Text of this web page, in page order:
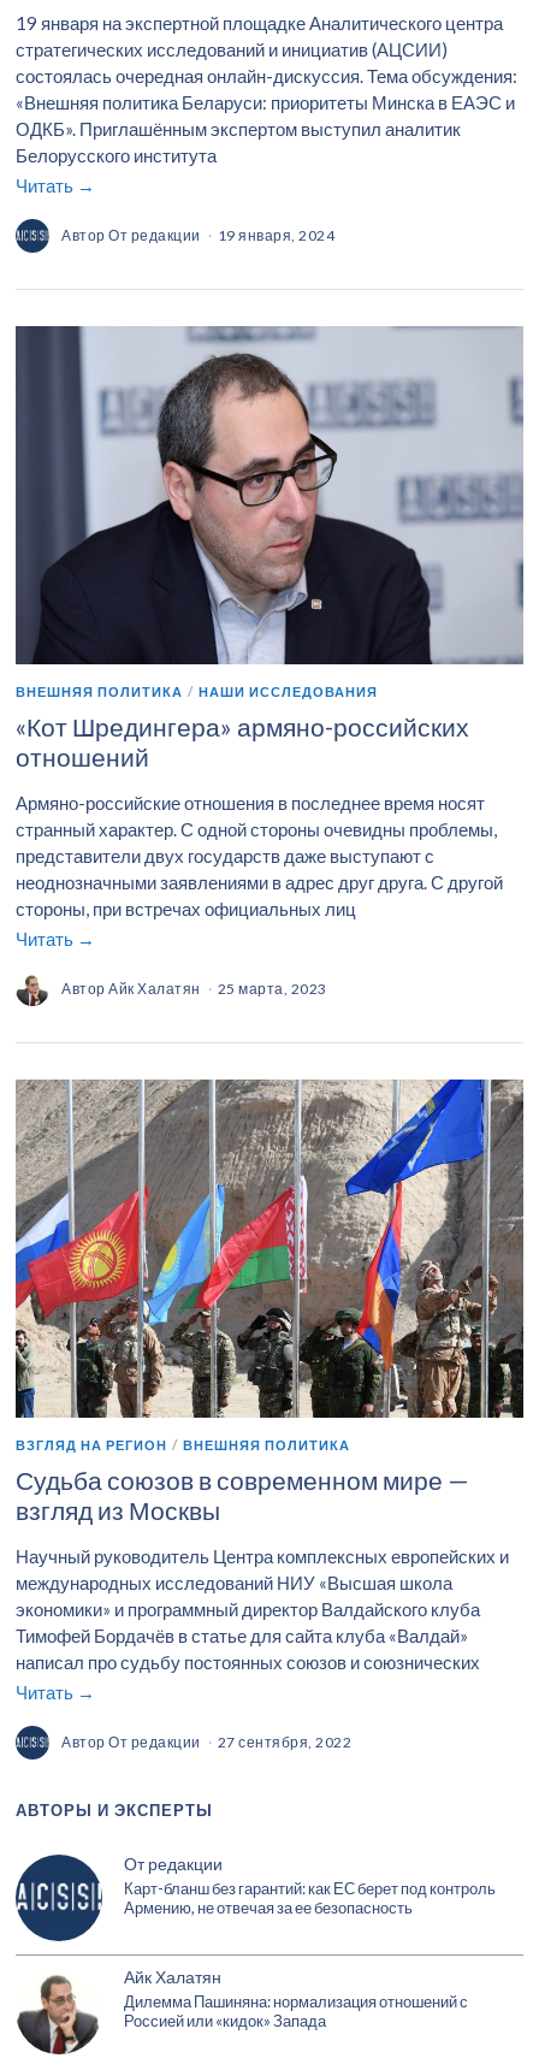
19 января на экспертной площадке Аналитического центра
стратегических исследований и инициатив (АЦСИИ)
состоялась очередная онлайн-дискуссия. Тема обсуждения:
«Внешняя политика Беларуси: приоритеты Минска в ЕАЭС и
ОДКБ». Приглашённым экспертом выступил аналитик
Белорусского института
Читать →
АвторОт редакции 19 января, 2024
ВНЕШНЯЯ ПОЛИТИКА / НАШИ ИССЛЕДОВАНИЯ
«Кот Шредингера» армяно-российских
отношений
Армяно-российские отношения в последнее время носят
странный характер. С одной стороны очевидны проблемы,
представители двух государств даже выступают с
неоднозначными заявлениями в адрес друг друга. С другой
стороны, при встречах официальных лиц
Читать →
АвторАйк Халатян 25 марта, 2023
ВЗГЛЯД НА РЕГИОН / ВНЕШНЯЯ ПОЛИТИКА
Судьба союзов в современном мире —
взгляд из Москвы
Научный руководитель Центра комплексных европейских и
международных исследований НИУ «Высшая школа
экономики» и программный директор Валдайского клуба
Тимофей Бордачёв в статье для сайта клуба «Валдай»
написал про судьбу постоянных союзов и союзнических
Читать →
АвторОт редакции 27 сентября, 2022
АВТОРЫ И ЭКСПЕРТЫ
От редакции
Карт-бланш без гарантий: как ЕС берет под контроль
Армению, не отвечая за ее безопасность
Айк Халатян
Дилемма Пашиняна: нормализация отношений с
Россией или «кидок» Запада